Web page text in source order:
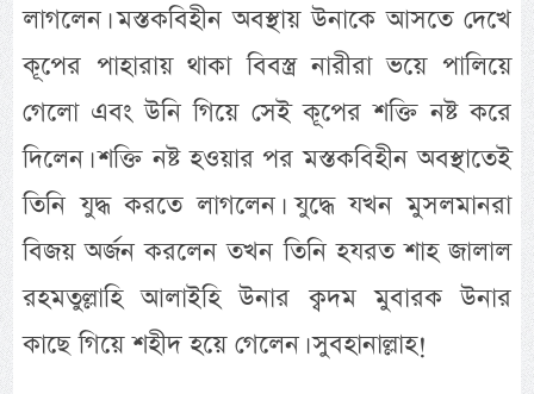
লাগলেন। মস্তকবিহীন অবস্থায় উনাকে আসতে দেখে
কূপের পাহারায় থাকা বিবস্ত্র নারীরা ভয়ে পালিয়ে
গেলো এবং উনি গিয়ে সেই কূপের শক্তি নষ্ট করে
দিলেন। শক্তি নষ্ট হওয়ার পর মস্তকবিহীন অবস্থাতেই
তিনি যুদ্ধ করতে লাগলেন। যুদ্ধে যখন মুসলমানরা
বিজয় অর্জন করলেন তখন তিনি হযরত শাহ জালাল
রহমতুল্লাহি আলাইহি উনার ক্বদম মুবারক উনার
কাছে গিয়ে শহীদ হয়ে গেলেন। সুবহানাল্লাহ!